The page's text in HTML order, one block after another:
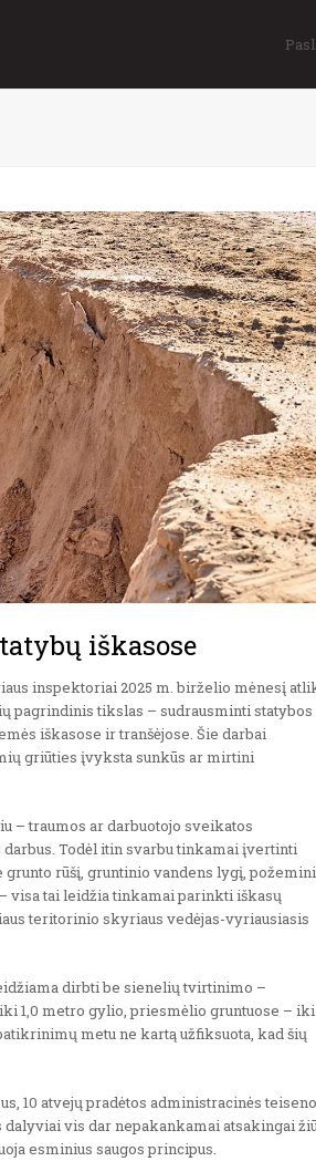
iškasose
inspektoriai 2025 m. birželio mėnesį
pagrindinis tikslas – sudrausminti statybos
iškasose ir tranšėjose. Šie darbai
griūties įvyksta sunkūs ar mirtini
– traumos ar darbuotojo sveikatos
Todėl itin svarbu tinkamai įvertinti
rūšį, gruntinio vandens lygį,
visa tai leidžia tinkamai parinkti iškasų
teritorinio skyriaus vedėjas-vyriausiasis
dirbti be sienelių tvirtinimo –
1,0 metro gylio, priesmėlio gruntuose – iki
metu ne kartą užfiksuota, kad šių
10 atvejų pradėtos administracinės
vis dar nepakankamai atsakingai
esminius saugos principus.